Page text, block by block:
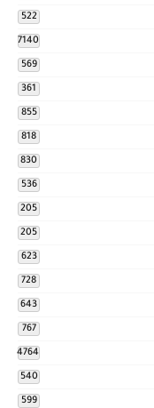
522
7140
569
361
855
818
830
536
205
205
623
728
643
767
4764
540
599